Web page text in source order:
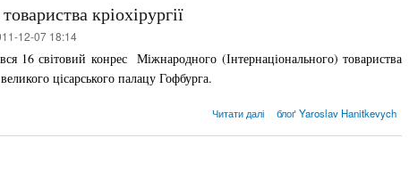
кріохірургії
12-07 18:14
16 світовий конрес Міжнародного (Інтернаціонального) товариства
цісарського палацу Гофбурга.
Читати далі
про 16-й конгрес Міжнародного
товариства кріохірургії
блоґ Yaroslav Hanitkevych